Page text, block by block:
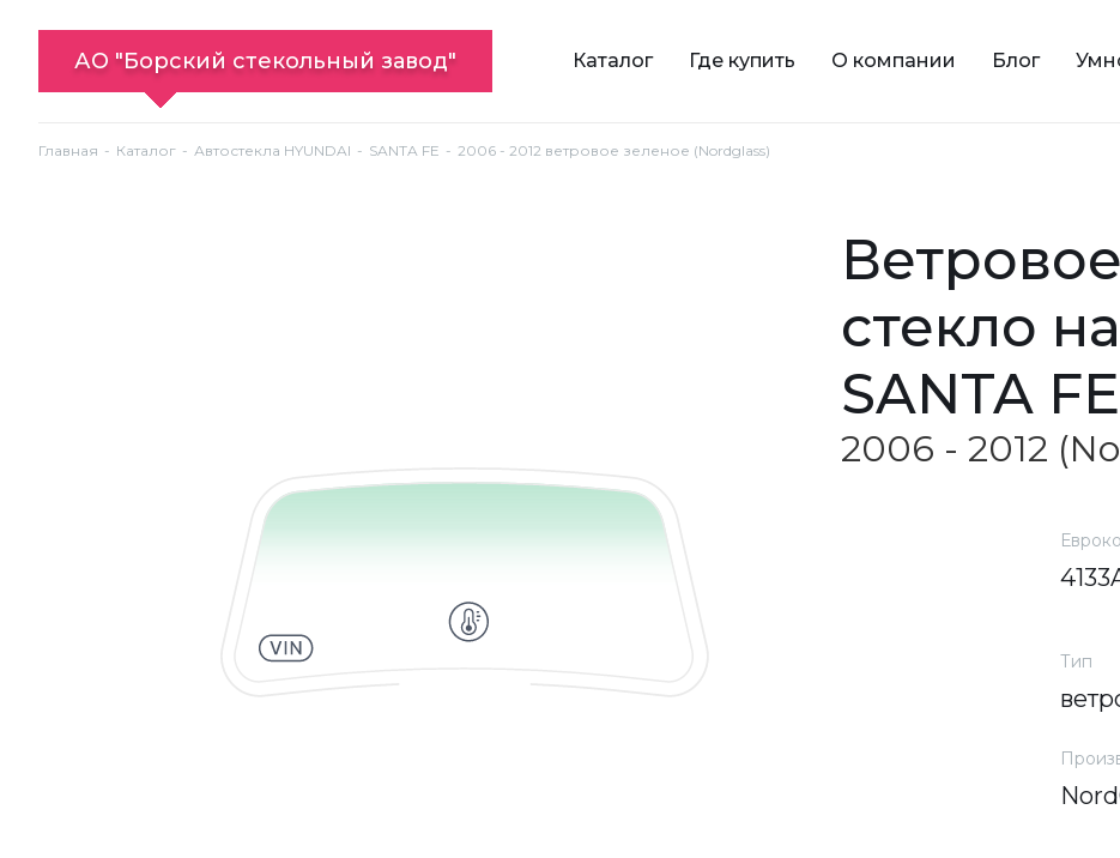
АО "Борский стекольный завод" Каталог Где купить О компании Блог
Главная Каталог Автостекла HYUNDAI SANTA FE 2006 - 2012 ветровое зеленое (Nordglass)
ветровое зеленое
стекло
SANTA FE
2006 - 2012
Тип